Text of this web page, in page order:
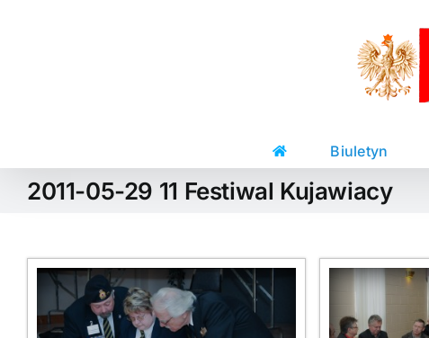
Biuletyn
2011-05-29 11 Festiwal Kujawiacy